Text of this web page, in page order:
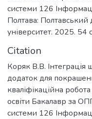
системи 126
Полтава:
університет. 2025. 54
Citation
Коряк В.В. Інтеграція
додаток для
кваліфікаційна
освіти Бакалавр за
системи 126